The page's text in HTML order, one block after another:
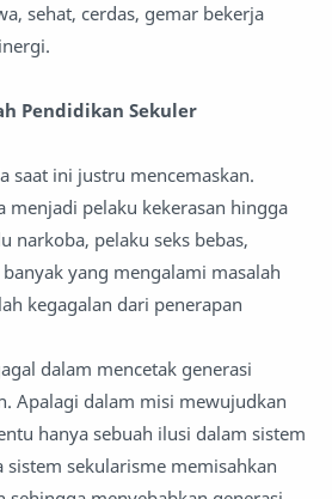
sehat, cerdas, gemar bekerja
Pendidikan Sekuler
saat ini justru mencemaskan.
menjadi pelaku kekerasan hingga
narkoba, pelaku seks bebas,
yang mengalami masalah
kegagalan dari penerapan
dalam mencetak generasi
Apalagi dalam misi mewujudkan
hanya sebuah ilusi dalam sistem
sistem sekularisme memisahkan